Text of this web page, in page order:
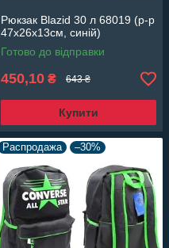
Рюкзак Blazid 30 л 68019 (р-р
47х26х13см, синій)
Готово до відправки
450,10 ₴ 643 ₴
Купити
Распродажа –30%